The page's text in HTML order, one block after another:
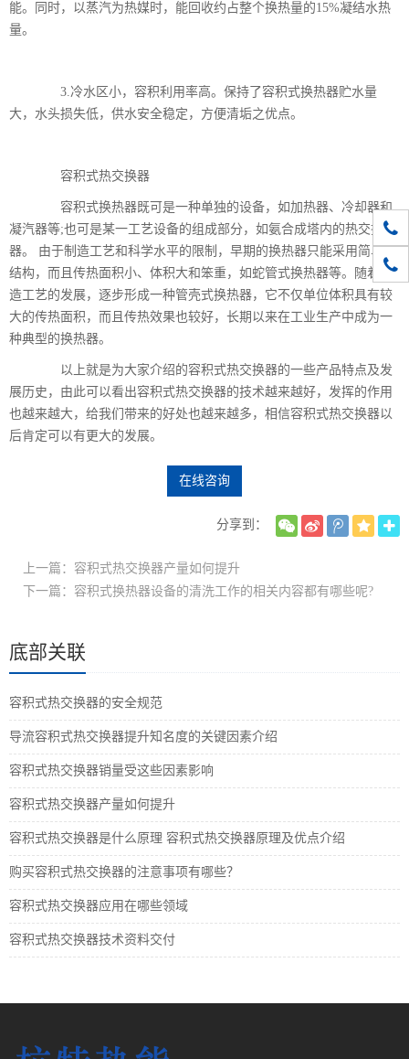
能。同时，以蒸汽为热媒时，能回收约占整个换热量的15%凝结水热
量。
3.冷水区小，容积利用率高。保持了容积式换热器贮水量
大，水头损失低，供水安全稳定，方便清垢之优点。
容积式热交换器
容积式换热器既可是一种单独的设备，如加热器、冷却器和
凝汽器等;也可是某一工艺设备的组成部分，如氨合成塔内的热交换
器。 由于制造工艺和科学水平的限制，早期的换热器只能采用简单的
结构，而且传热面积小、体积大和笨重，如蛇管式换热器等。随着制
造工艺的发展，逐步形成一种管壳式换热器，它不仅单位体积具有较
大的传热面积，而且传热效果也较好，长期以来在工业生产中成为一
种典型的换热器。
以上就是为大家介绍的容积式热交换器的一些产品特点及发
展历史，由此可以看出容积式热交换器的技术越来越好，发挥的作用
也越来越大，给我们带来的好处也越来越多，相信容积式热交换器以
后肯定可以有更大的发展。
在线咨询
分享到：
上一篇：容积式热交换器产量如何提升
下一篇：容积式换热器设备的清洗工作的相关内容都有哪些呢?
底部关联
容积式热交换器的安全规范
导流容积式热交换器提升知名度的关键因素介绍
容积式热交换器销量受这些因素影响
容积式热交换器产量如何提升
容积式热交换器是什么原理 容积式热交换器原理及优点介绍
购买容积式热交换器的注意事项有哪些？
容积式热交换器应用在哪些领域
容积式热交换器技术资料交付